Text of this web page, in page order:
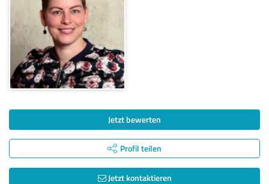
Jetzt bewerten
Profil teilen
Jetzt kontaktieren